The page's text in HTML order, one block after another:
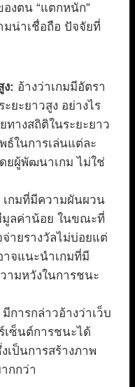
งตน “แตกหนัก”
มน่าเชื่อถือ ปัจจัยที่
ง: อ้างว่าเกมมีอัตรา
ยะยาวสูง อย่างไร
ทางสถิติในระยะยาว
ธ์ในการเล่นแต่ละ
ยผู้พัฒนาเกม ไม่ใช่
เกมที่มีความผันผวน
มูลค่าน้อย ในขณะที่
ายรางวัลไม่บ่อยแต่
าจแนะนำเกมที่มี
ามหวังในการชนะ
มีการกล่าวอ้างว่าเว็บ
เซ็นต์การชนะได้
เป็นการสร้างภาพ
กกว่า